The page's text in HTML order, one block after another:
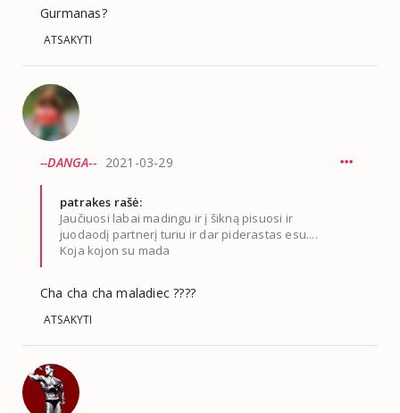
Gurmanas?
ATSAKYTI
--DANGA-- 2021-03-29
patrakes rašė:
Jaučiuosi labai madingu ir į šikną pisuosi ir
juodaodį partnerį turiu ir dar piderastas esu....
Koja kojon su mada
Cha cha cha maladiec ????
ATSAKYTI